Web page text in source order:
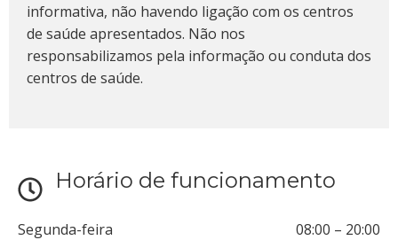
Horário de funcionamento
Segunda-feira 08:00 – 20:00
informativa, não havendo ligação com os centros
de saúde apresentados. Não nos
responsabilizamos pela informação ou conduta dos
centros de saúde.